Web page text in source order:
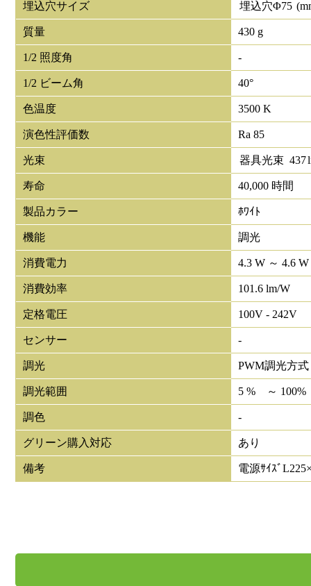
埋込穴サイズ 埋込穴Φ75
質量 430 g
1/2 照度角 -
1/2 ビーム角 40°
色温度 3500 K
演色性評価数 Ra 85
光束 器具光束 437
寿命 40,000 時間
製品カラー ﾎﾜｲﾄ
機能 調光
消費電力 4.3 W ～ 4.6 W
消費効率 101.6 lm/W
定格電圧 100V - 242V
センサー -
調光 PWM調光方式
調光範囲 5 % ～ 100%
調色 -
グリーン購入対応 あり
備考 電源ｻｲｽﾞ